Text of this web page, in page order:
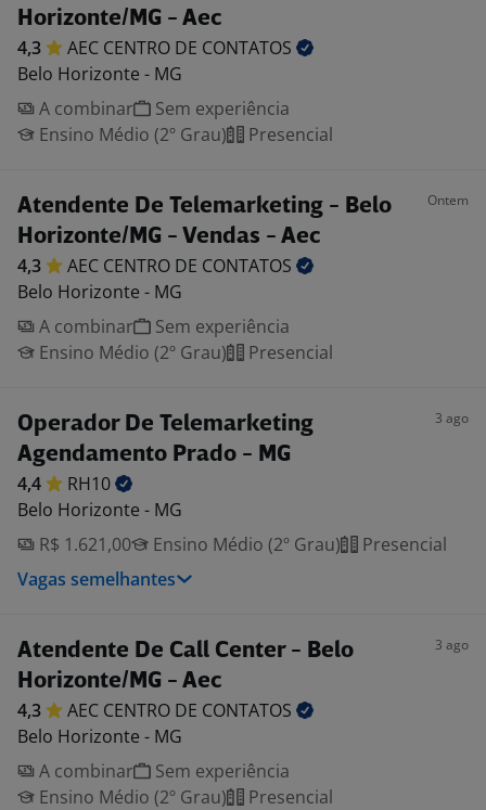
Horizonte/MG - Aec
4,3 AEC CENTRO DE CONTATOS
Belo Horizonte - MG
A combinar
Sem experiência
Ensino Médio (2º Grau)
Presencial
Atendente De Telemarketing - Belo
Horizonte/MG - Vendas - Aec
Ontem
4,3 AEC CENTRO DE CONTATOS
Belo Horizonte - MG
A combinar
Sem experiência
Ensino Médio (2º Grau)
Presencial
Operador De Telemarketing
Agendamento Prado - MG
3 ago
4,4
RH10
Belo Horizonte - MG
R$ 1.621,00
Ensino Médio (2º Grau)
Presencial
Vagas semelhantes
Atendente De Call Center - Belo
Horizonte/MG - Aec
3 ago
4,3 AEC CENTRO DE CONTATOS
Belo Horizonte - MG
A combinar
Sem experiência
Ensino Médio (2º Grau)
Presencial